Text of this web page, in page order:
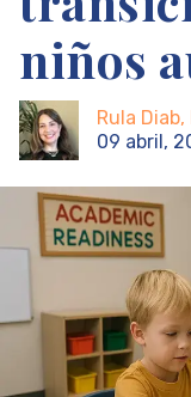
niños
Rula
09 abril,